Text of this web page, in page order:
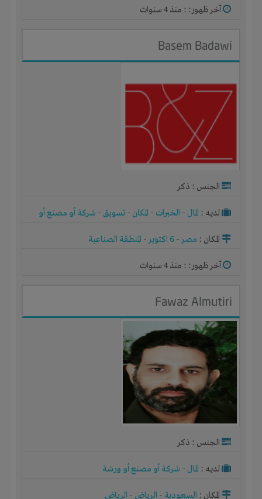
آخر ظهور: : منذ 4 سنوات
Basem Badawi
الجنس : ذكر
لديـه : المال - الخبرات - المكان - تسويق - شركة أو مصنع أو
المكان : مصر- 6 اكتوبر - المنطقة الصناعية
آخر ظهور: : منذ 4 سنوات
Fawaz Almutiri
الجنس : ذكر
لديـه : المال - شركة أو مصنع أو ورشة
المكان : السعودية - الرياض - الرياض